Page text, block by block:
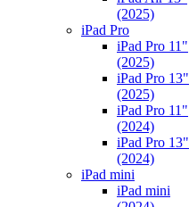
(2025)
iPad Pro
iPad Pro 11"
(2025)
iPad Pro 13"
(2025)
iPad Pro 11"
(2024)
iPad Pro 13"
(2024)
iPad mini
iPad mini